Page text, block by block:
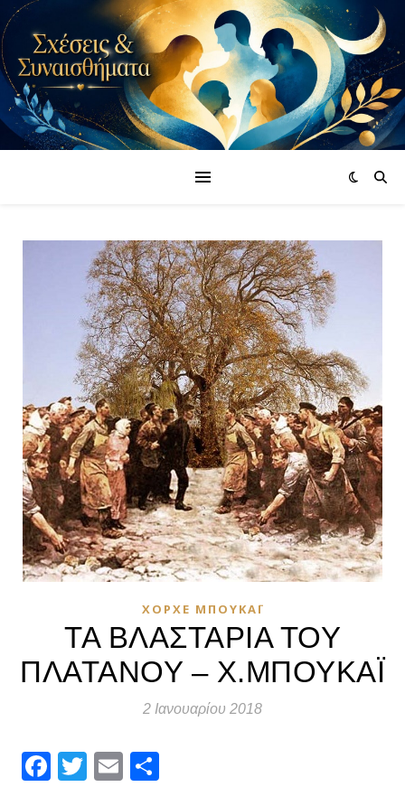
ΧΌΡΧΕ ΜΠΟΥΚΆΙ
ΤΑ ΒΛΑΣΤΑΡΙΑ ΤΟΥ
ΠΛΑΤΑΝΟΥ – Χ.ΜΠΟΥΚΑΪ
2 Ιανουαρίου 2018
Facebook
Twitter
Email